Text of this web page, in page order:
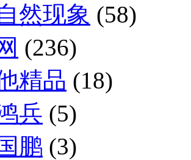
然现象 (58)
(236)
精品 (18)
兵 (5)
鹏 (3)